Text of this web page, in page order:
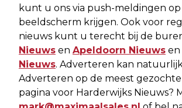
kunt u ons via push-meldingen
beeldscherm krijgen. Ook voor
nieuws kunt u terecht bij de
Nieuws en Apeldoorn Nieuws en
Nieuws. Adverteren kan
Adverteren op de meest
pagina voor Harderwijks Nieuws?